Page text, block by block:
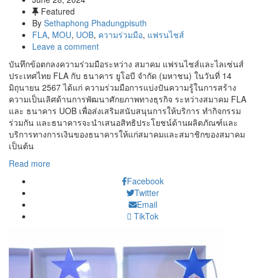
Featured
By Sethaphong Phadungpisuth
FLA, MOU, UOB, ความร่วมมือ, แฟรนไชส์
Leave a comment
บันทึกข้อตกลงความร่วมมือระหว่าง สมาคม แฟรนไชส์และไลเซ่นส์
ประเทศไทย FLA กับ ธนาคาร ยูโอบี จำกัด (มหาชน) ในวันที่ 14
มิถุนายน 2567 ได้แก่ ความร่วมมือการแบ่งปันความรู้ในการสร้าง
ความเป็นเลิศด้านการพัฒนาศักยภาพทางธุรกิจ ระหว่างสมาคม FLA
และ ธนาคาร UOB เพื่อส่งเสริมสนับสนุนการให้บริการ ทำกิจกรรม
ร่วมกัน และธนาคารจะนำเสนอสิทธิประโยชน์ด้านผลิตภัณฑ์และ
บริการทางการเงินของธนาคารให้แก่สมาคมและสมาชิกของสมาคม
เป็นต้น
Read more
Facebook
Twitter
Email
TikTok